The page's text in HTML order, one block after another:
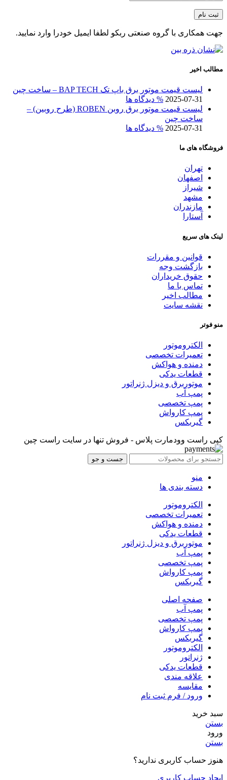
جهت همکاری با گروه صنعتی ربکو لطفا ایمیل خودرا وارد نمایید.
مطالب اخیر
لیست قیمت موتور برق باپ تک BAP TECH – ساخت چین
2025-07-31 % دیدگاه ها
لیست قیمت موتور برق روبن ROBEN (طرح روبین) –
ساخت چین
2025-07-31 % دیدگاه ها
فروشگاه های ما
تهران
اصفهان
شیراز
مشهد
مازندران
آستارا
لینک های سریع
قوانین و مقررات
بازگشت وجه
حقوق خریداران
تماس با ما
مطالب اخیر
نقشه سایت
منو فوتر
الکتروموتور
تعمیرات تخصصی
دمنده و هواکش
قطعات یدکی
موتوربرق و دیزل ژنراتور
پمپ آب
پمپ تخصصی
پمپ کارواش
گیربکس
کپی راست وودمارت پلاس - فروش تنها در سایت راست چین
جست و جو
منو
دسته بندی ها
الکتروموتور
تعمیرات تخصصی
دمنده و هواکش
قطعات یدکی
موتوربرق و دیزل ژنراتور
پمپ آب
پمپ تخصصی
پمپ کارواش
گیربکس
صفحه اصلی
پمپ آب
پمپ تخصصی
پمپ کارواش
گیربکس
الکتروموتور
ژنراتور
قطعات یدکی
علاقه مندی
مقایسه
ورود / فرم ثبت نام
سبد خرید
بستن
ورود
بستن
هنوز حساب کاربری ندارید؟
ایجاد حساب کاربری